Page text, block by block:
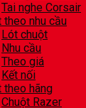
Tai nghe Corsair
theo nhu cầu
Lót chuột
Nhu cầu
Theo giá
Kết nối
theo hãng
Chuột Razer